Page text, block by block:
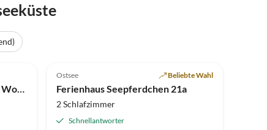
Top-Inserat
Ferienwohnung Haus Olymp - Wohnung 16
Ostsee Beliebte Wahl
Ferienhaus Seepferdchen 21a
2 Schlafzimmer
Schnellantworter